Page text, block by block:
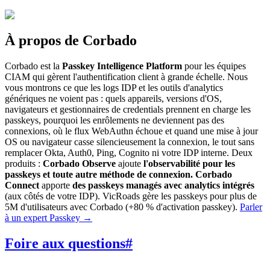
À propos de Corbado
Corbado est la Passkey Intelligence Platform pour les équipes
CIAM qui gèrent l'authentification client à grande échelle. Nous
vous montrons ce que les logs IDP et les outils d'analytics
génériques ne voient pas : quels appareils, versions d'OS,
navigateurs et gestionnaires de credentials prennent en charge les
passkeys, pourquoi les enrôlements ne deviennent pas des
connexions, où le flux WebAuthn échoue et quand une mise à jour
OS ou navigateur casse silencieusement la connexion, le tout sans
remplacer Okta, Auth0, Ping, Cognito ni votre IDP interne. Deux
produits : Corbado Observe ajoute l'observabilité pour les
passkeys et toute autre méthode de connexion. Corbado
Connect apporte des passkeys managés avec analytics intégrés
(aux côtés de votre IDP). VicRoads gère les passkeys pour plus de
5M d'utilisateurs avec Corbado (+80 % d'activation passkey). Parler
à un expert Passkey →
Foire aux questions#